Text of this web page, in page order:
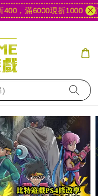
，滿6000現折1000【官網
)